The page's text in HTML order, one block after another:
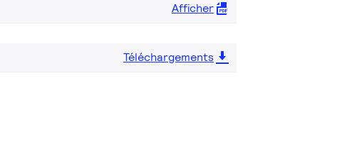
Afficher
Téléchargements